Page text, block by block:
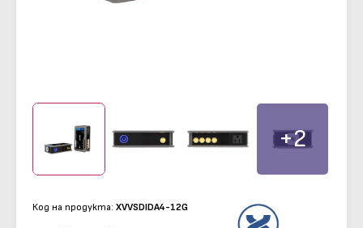
+2
Код на продукта: XVVSDIDA4-12G